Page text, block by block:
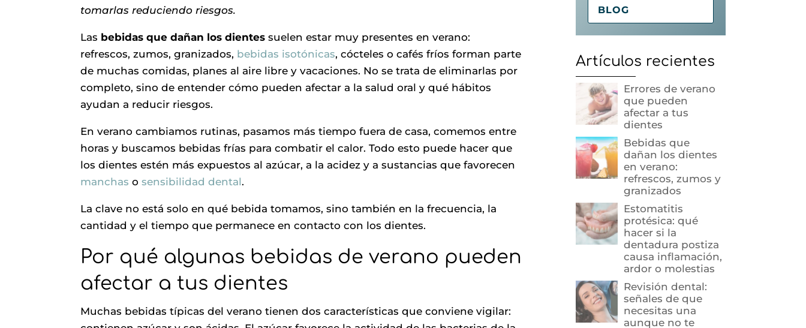
tomarlas reduciendo riesgos.
Las bebidas que dañan los dientes suelen estar muy presentes en verano:
refrescos, zumos, granizados, bebidas isotónicas, cócteles o cafés fríos forman parte
de muchas comidas, planes al aire libre y vacaciones. No se trata de eliminarlas por
completo, sino de entender cómo pueden afectar a la salud oral y qué hábitos
ayudan a reducir riesgos.
En verano cambiamos rutinas, pasamos más tiempo fuera de casa, comemos entre
horas y buscamos bebidas frías para combatir el calor. Todo esto puede hacer que
los dientes estén más expuestos al azúcar, a la acidez y a sustancias que favorecen
manchas osensibilidad dental.
La clave no está solo en qué bebida tomamos, sino también en la frecuencia, la
cantidad y el tiempo que permanece en contacto con los dientes.
Por qué algunas bebidas de verano pueden
afectar a tus dientes
Muchas bebidas típicas del verano tienen dos características que conviene vigilar:
BLOG
Artículos recientes
Errores de verano
que pueden
afectar a tus
dientes
Bebidas que
dañan los dientes
en verano:
refrescos, zumos y
granizados
Estomatitis
protésica: qué
hacer si la
dentadura postiza
causa inflamación,
ardor o molestias
Revisión dental:
señales de que
necesitas una
aunque no te